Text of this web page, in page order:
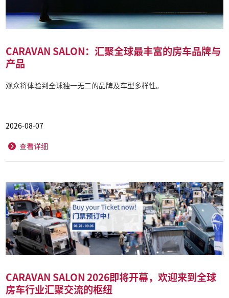
CARAVAN SALON：汇聚全球最丰富的房车品牌与
产品
观众将体验到全球独一无二的品牌及车型多样性。
2026-08-07
查看详细
CARAVAN SALON 2026即将开幕，欢迎来到全球
房车行业汇聚交流的枢纽